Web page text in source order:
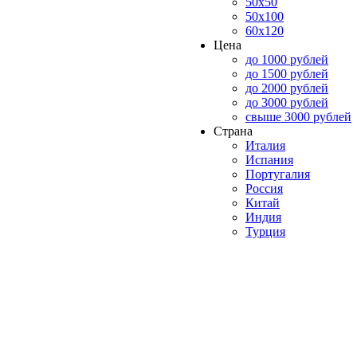
50x100
60x120
Цена
до 1000 рублей
до 1500 рублей
до 2000 рублей
до 3000 рублей
свыше 3000 рублей
Страна
Италия
Испания
Португалия
Россия
Китай
Индия
Турция